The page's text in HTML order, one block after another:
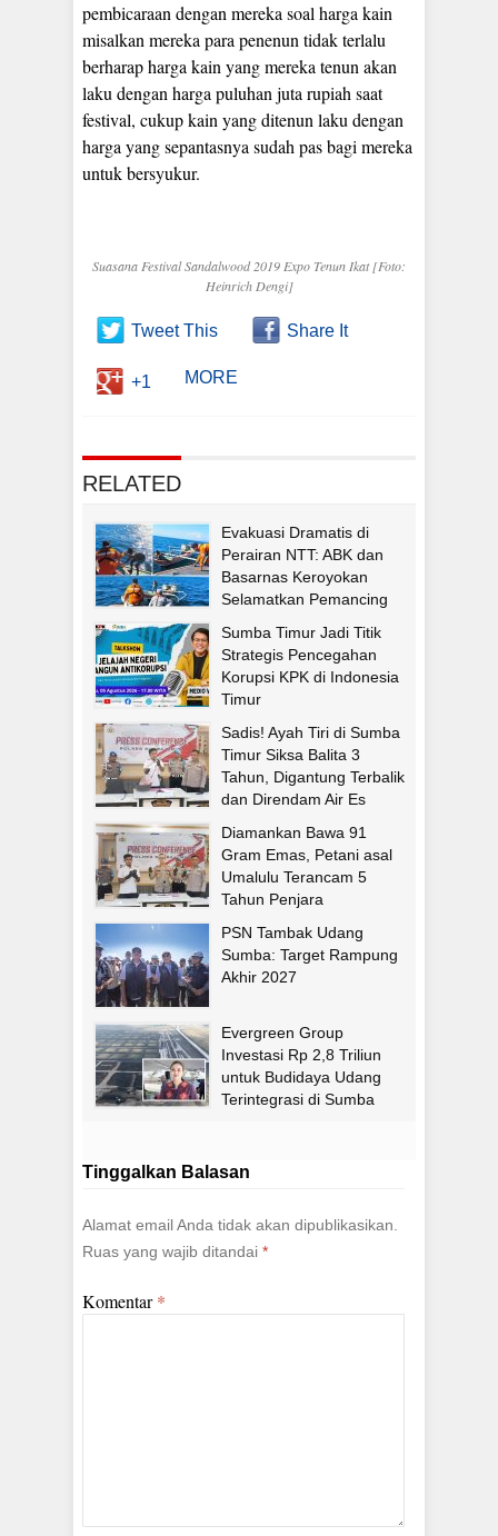
pembicaraan dengan mereka soal harga kain
misalkan mereka para penenun tidak terlalu
berharap harga kain yang mereka tenun akan
laku dengan harga puluhan juta rupiah saat
festival, cukup kain yang ditenun laku dengan
harga yang sepantasnya sudah pas bagi mereka
untuk bersyukur.
Suasana Festival Sandalwood 2019 Expo Tenun Ikat [Foto:
Heinrich Dengi]
Tweet This Share It
+1 MORE
RELATED
Evakuasi Dramatis di
Perairan NTT: ABK dan
Basarnas Keroyokan
Selamatkan Pemancing
Sumba Timur Jadi Titik
Strategis Pencegahan
Korupsi KPK di Indonesia
Timur
Sadis! Ayah Tiri di Sumba
Timur Siksa Balita 3
Tahun, Digantung Terbalik
dan Direndam Air Es
Diamankan Bawa 91
Gram Emas, Petani asal
Umalulu Terancam 5
Tahun Penjara
PSN Tambak Udang
Sumba: Target Rampung
Akhir 2027
Evergreen Group
Investasi Rp 2,8 Triliun
untuk Budidaya Udang
Terintegrasi di Sumba
Tinggalkan Balasan
Alamat email Anda tidak akan dipublikasikan.
Ruas yang wajib ditandai *
Komentar*